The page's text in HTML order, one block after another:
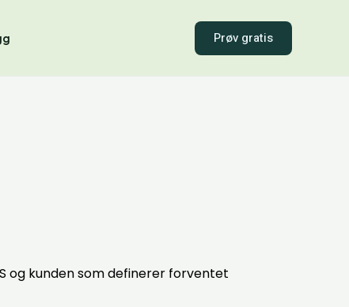
Prøv gratis
og kunden som definerer forventet